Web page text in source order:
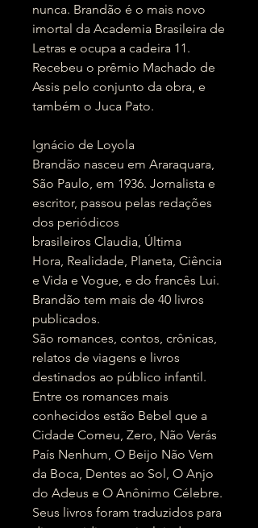
nunca. Brandão é o mais novo
imortal da Academia Brasileira de
Letras e ocupa a cadeira 11.
Recebeu o prêmio Machado de
Assis pelo conjunto da obra, e
também o Juca Pato.
Ignácio de Loyola
Brandão nasceu em Araraquara,
São Paulo, em 1936. Jornalista e
escritor, passou pelas redações
dos periódicos
brasileiros Claudia, Última
Hora, Realidade, Planeta, Ciência
e Vida e Vogue, e do francês Lui.
Brandão tem mais de 40 livros
publicados.
São romances, contos, crônicas,
relatos de viagens e livros
destinados ao público infantil.
Entre os romances mais
conhecidos estão Bebel que a
Cidade Comeu, Zero, Não Verás
País Nenhum, O Beijo Não Vem
da Boca, Dentes ao Sol, O Anjo
do Adeus e O Anônimo Célebre.
Seus livros foram traduzidos para